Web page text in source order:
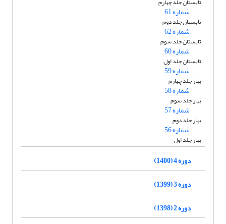
شماره 61
تابستان جلد دوم
شماره 62
تابستان جلد سوم
شماره 60
تابستان جلد اول
شماره 59
بهار جلد چهارم
شماره 58
بهار جلد سوم
شماره 57
بهار جلد دوم
شماره 56
بهار جلد اول
دوره 4 (1400)
دوره 3 (1399)
دوره 2 (1398)